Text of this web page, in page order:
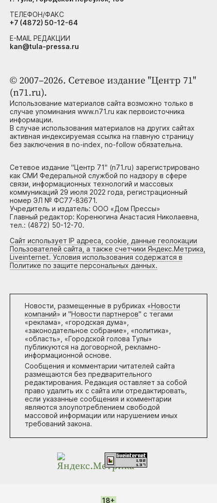
© 2007–2026. Сетевое издание "Центр 71"
(n71.ru).
Использование материалов сайта возможно только в
случае упоминания www.n71.ru как первоисточника
информации.
В случае использования материалов на других сайтах
активная индексируемая ссылка на главную страницу
без заключения в no-index, no-follow обязательна.
Сетевое издание "Центр 71" (n71.ru) зарегистрировано
как СМИ Федеральной службой по надзору в сфере
связи, информационных технологий и массовых
коммуникаций 29 июля 2022 года, регистрационный
номер ЭЛ № ФС77-83671.
Учредитель и издатель: ООО «Дом Прессы»
Главный редактор: Коренюгина Анастасия Николаевна,
тел.: (4872) 50-12-70.
Сайт использует IP адреса, cookie, данные геолокации
Пользователей сайта, а также счетчики Яндекс.Метрика,
Liveinternet. Условия использования содержатся в
Политике по защите персональных данных.
Новости, размещенные в рубриках «Новости
компаний» и "Новости партнеров" с тегами
«реклама», «городская дума»,
«законодательное собрание», «политика»,
«область», «Городской голова Тулы»
публикуются на договорной, рекламно-
информационной основе.
Сообщения и комментарии читателей сайта
размещаются без предварительного
редактирования. Редакция оставляет за собой
право удалить их с сайта или отредактировать,
если указанные сообщения и комментарии
являются злоупотреблением свободой
массовой информации или нарушением иных
требований закона.
ТЕЛЕФОН/ФАКС
+7 (4872) 50-12-64
E-MAIL РЕДАКЦИИ
kan@tula-pressa.ru
18+